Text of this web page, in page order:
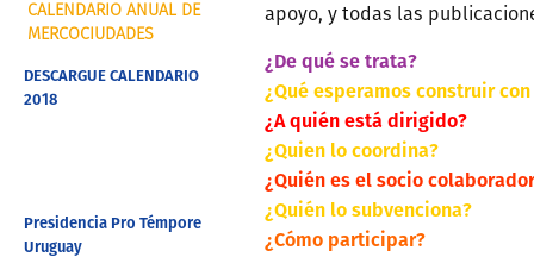
CALENDARIO ANUAL DE
MERCOCIUDADES
DESCARGUE CALENDARIO
2018
Presidencia Pro Témpore
Uruguay
apoyo, y todas las
¿De qué se trata?
¿Qué esperamos construir
¿A quién está dirigido?
¿Quien lo coordina?
¿Quién es el socio
¿Quién lo subvenciona?
¿Cómo participar?